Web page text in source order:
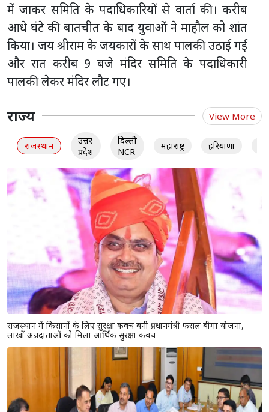
में जाकर समिति के पदाधिकारियों से वार्ता की। करीब
आधे घंटे की बातचीत के बाद युवाओं ने माहौल को शांत
किया। जय श्रीराम के जयकारों के साथ पालकी उठाई गई
और रात करीब 9 बजे मंदिर समिति के पदाधिकारी
पालकी लेकर मंदिर लौट गए।
राज्य View More
राजस्थान
उत्तर
प्रदेश
दिल्ली
NCR
महाराष्ट्र हरियाणा
राजस्थान में किसानों के लिए सुरक्षा कवच बनी प्रधानमंत्री फसल बीमा योजना,
लाखों अन्नदाताओं को मिला आर्थिक सुरक्षा कवच